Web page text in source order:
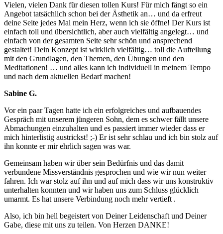
Vielen, vielen Dank für diesen tollen Kurs! Für mich fängt so ein
Angebot tatsächlich schon bei der Ästhetik an… und da erfreut
deine Seite jedes Mal mein Herz, wenn ich sie öffne! Der Kurs ist
einfach toll und übersichtlich, aber auch vielfältig angelegt… und
einfach von der gesamten Seite sehr schön und ansprechend
gestaltet! Dein Konzept ist wirklich vielfältig… toll die Aufteilung
mit den Grundlagen, den Themen, den Übungen und den
Meditationen! … und alles kann ich individuell in meinem Tempo
und nach dem aktuellen Bedarf machen!
Sabine G.
Vor ein paar Tagen hatte ich ein erfolgreiches und aufbauendes
Gespräch mit unserem jüngeren Sohn, dem es schwer fällt unsere
Abmachungen einzuhalten und es passiert immer wieder dass er
mich hinterlistig austrickst! ;-) Er ist sehr schlau und ich bin stolz auf
ihn konnte er mir ehrlich sagen was war.
Gemeinsam haben wir über sein Bedürfnis und das damit
verbundene Missverständnis gesprochen und wie wir nun weiter
fahren. Ich war stolz auf ihn und auf mich dass wir uns konstruktiv
unterhalten konnten und wir haben uns zum Schluss glücklich
umarmt. Es hat unsere Verbindung noch mehr vertieft .
Also, ich bin hell begeistert von Deiner Leidenschaft und Deiner
Gabe, diese mit uns zu teilen. Von Herzen DANKE!